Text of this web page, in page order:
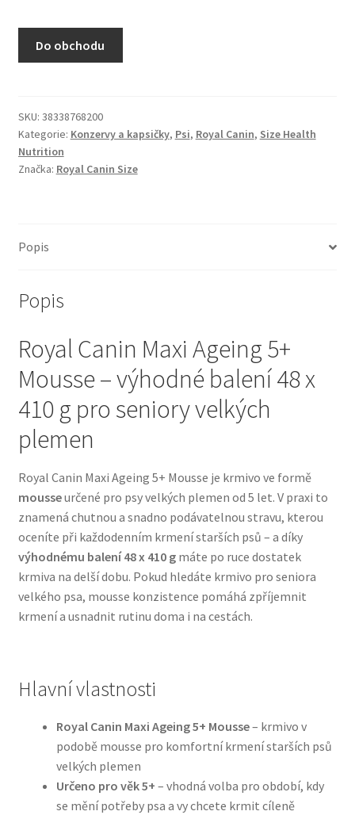
Purizon pro kočky
Vše pro psy — Krmivo, doplňky, vybavení
Boudy a výběhy
Bozita pro psy — Švédské krmivo s nordickou kvalitou
Brit pro psy
Granule pro psy
Natural Trainer pro psy — Italské krmivo s
přírodními složkami
Happy Dog — Německá kvalita a přirozené složení
Hill’s pro psy
N&D Farmina pro psy — Italské holistic krmivo
Oblečky pro psy
Do obchodu
SKU: 38338768200
Kategorie: Konzervy a kapsičky, Psi, Royal Canin, Size Health
Nutrition
Značka: Royal Canin Size
Popis
Popis
Royal Canin Maxi Ageing 5+
Mousse – výhodné balení 48 x
410 g pro seniory velkých
plemen
Royal Canin Maxi Ageing 5+ Mousse je krmivo ve formě
mousseurčené pro psy velkých plemen od 5 let. V praxi to
znamená chutnou a snadno podávatelnou stravu, kterou
oceníte při každodenním krmení starších psů – a díky
výhodnému balení 48 x 410 gmáte po ruce dostatek
krmiva na delší dobu. Pokud hledáte krmivo pro seniora
velkého psa, mousse konzistence pomáhá zpříjemnit
krmení a usnadnit rutinu doma i na cestách.
Hlavní vlastnosti
Royal Canin Maxi Ageing 5+ Mousse– krmivo v
podobě mousse pro komfortní krmení starších psů
velkých plemen
Určeno pro věk 5+ – vhodná volba pro období, kdy
se mění potřeby psa a vy chcete krmit cíleně